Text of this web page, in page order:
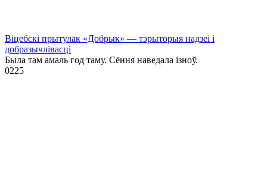
Віцебскі прытулак «‎Добрык»‎ — тэрыторыя надзеі і
добразычлівасці
Была там амаль год таму. Сёння наведала ізноў.
0225